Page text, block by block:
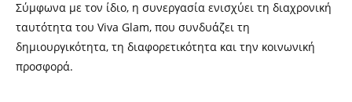
Σύμφωνα με τον ίδιο, η συνεργασία ενισχύει τη διαχρονική
ταυτότητα του Viva Glam, που συνδυάζει τη
δημιουργικότητα, τη διαφορετικότητα και την κοινωνική
προσφορά.